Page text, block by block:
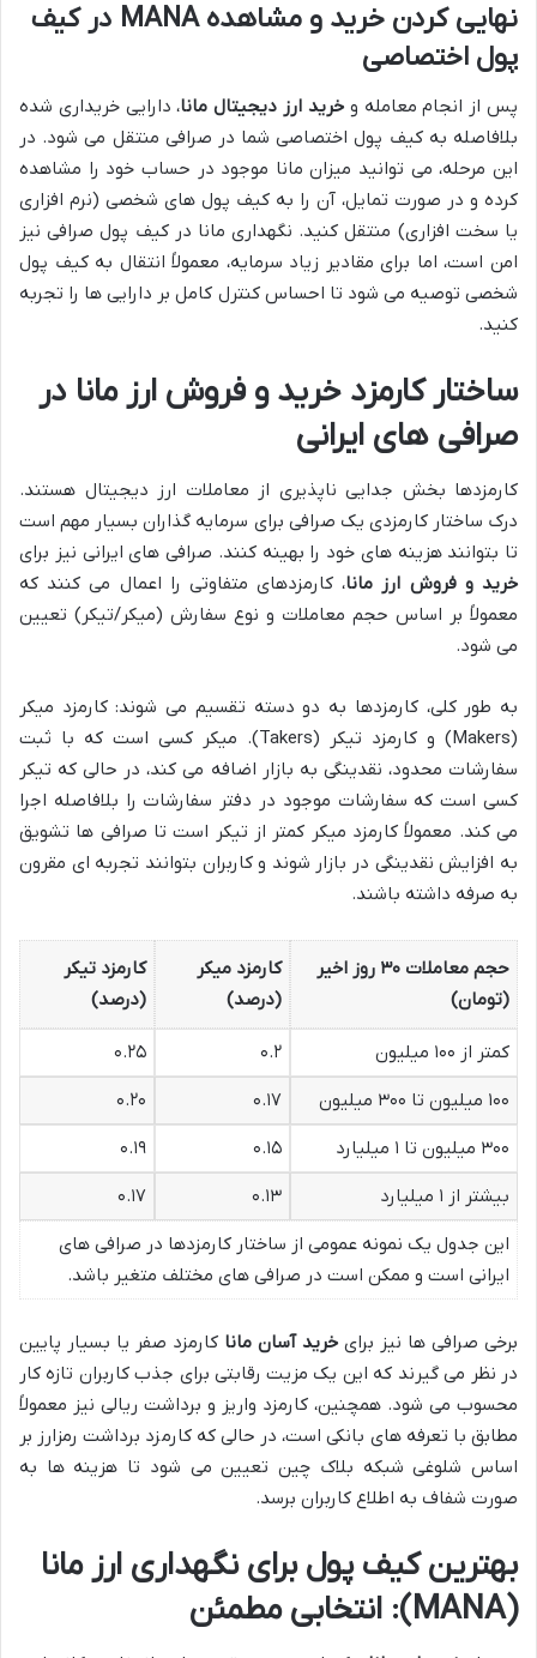
نهایی کردن خرید و مشاهده MANA در کیف
پول اختصاصی
پس از انجام معامله وخرید ارز دیجیتال مانا، دارایی خریداری شده
بلافاصله به کیف پول اختصاصی شما در صرافی منتقل می شود. در
این مرحله، می توانید میزان مانا موجود در حساب خود را مشاهده
کرده و در صورت تمایل، آن را به کیف پول های شخصی (نرم افزاری
یا سخت افزاری) منتقل کنید. نگهداری مانا در کیف پول صرافی نیز
امن است، اما برای مقادیر زیاد سرمایه، معمولاً انتقال به کیف پول
شخصی توصیه می شود تا احساس کنترل کامل بر دارایی ها را تجربه
کنید.
ساختار کارمزد خرید و فروش ارز مانا در
صرافی های ایرانی
کارمزدها بخش جدایی ناپذیری از معاملات ارز دیجیتال هستند.
درک ساختار کارمزدی یک صرافی برای سرمایه گذاران بسیار مهم است
تا بتوانند هزینه های خود را بهینه کنند. صرافی های ایرانی نیز برای
خرید و فروش ارز مانا، کارمزدهای متفاوتی را اعمال می کنند که
معمولاً بر اساس حجم معاملات و نوع سفارش (میکر/تیکر) تعیین
می شود.
به طور کلی، کارمزدها به دو دسته تقسیم می شوند: کارمزد میکر
(Makers) و کارمزد تیکر (Takers). میکر کسی است که با ثبت
سفارشات محدود، نقدینگی به بازار اضافه می کند، در حالی که تیکر
کسی است که سفارشات موجود در دفتر سفارشات را بلافاصله اجرا
می کند. معمولاً کارمزد میکر کمتر از تیکر است تا صرافی ها تشویق
به افزایش نقدینگی در بازار شوند و کاربران بتوانند تجربه ای مقرون
به صرفه داشته باشند.
حجم معاملات ۳۰ روز اخیر
(تومان)
کارمزد میکر
(درصد)
کارمزد تیکر
(درصد)
کمتر از ۱۰۰ میلیون ۰.۲
۰.۲۵
۱۰۰ میلیون تا ۳۰۰ میلیون
۰.۱۷
۰.۲۰
۳۰۰ میلیون تا ۱ میلیارد
۰.۱۵
۰.۱۹
بیشتر از ۱ میلیارد
۰.۱۳
۰.۱۷
این جدول یک نمونه عمومی از ساختار کارمزدها در صرافی های
ایرانی است و ممکن است در صرافی های مختلف متغیر باشد.
برخی صرافی ها نیز برای خرید آسان مانا کارمزد صفر یا بسیار پایین
در نظر می گیرند که این یک مزیت رقابتی برای جذب کاربران تازه کار
محسوب می شود. همچنین، کارمزد واریز و برداشت ریالی نیز معمولاً
مطابق با تعرفه های بانکی است، در حالی که کارمزد برداشت رمزارز بر
اساس شلوغی شبکه بلاک چین تعیین می شود تا هزینه ها به
صورت شفاف به اطلاع کاربران برسد.
بهترین کیف پول برای نگهداری ارز مانا
(MANA): انتخابی مطمئن